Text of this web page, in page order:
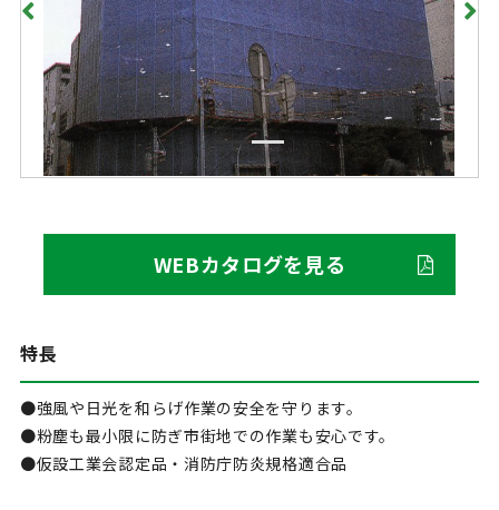
WEBカタログを見る
特長
●強風や日光を和らげ作業の安全を守ります。
●粉塵も最小限に防ぎ市街地での作業も安心です。
●仮設工業会認定品・消防庁防炎規格適合品